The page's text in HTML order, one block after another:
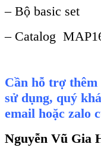
– Bộ basic set
– Catalog
Cần hỗ trợ
sử dụng, quý
email hoặc zalo
Nguyễn Vũ Gia